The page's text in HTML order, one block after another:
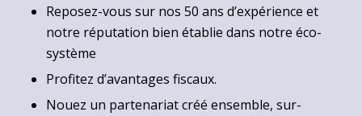
Reposez-vous sur nos 50 ans d’expérience et
notre réputation bien établie dans notre éco-
système
Profitez d’avantages fiscaux.
Nouez un partenariat créé ensemble, sur-